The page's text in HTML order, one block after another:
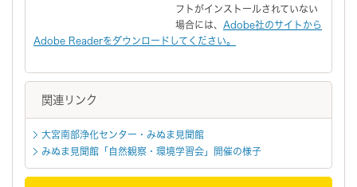
フトがインストールされていない
場合には、 Adobe社のサイトから
Adobe Readerをダウンロードしてください。
関連リンク
大宮南部浄化センター・みぬま見聞館
みぬま見聞館「自然観察・環境学習会」開催の様子